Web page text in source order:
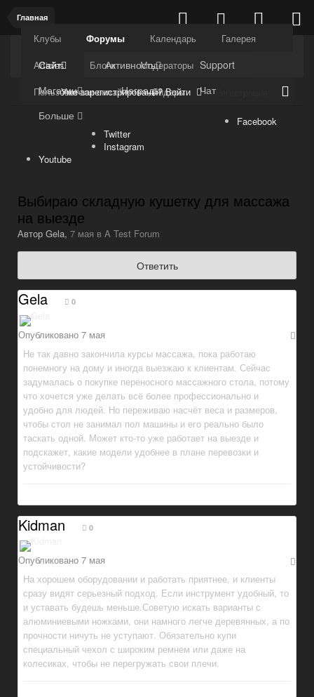
Главная
Kuli4kam.net Дружный форум
Сайт
Клубы Форумы Календарь
Галерея
Articles
Блоги
Модераторы
Пользователи онлайн
Лидеры
Активность
Support
Магазин
Награды
Чат
Больше
Уже зарегистрированы? Войти Регистрация
Facebook
Twitter
Instagram
Youtube
Выбираю складную кушетку для массажа
на выезде
Автор Gela, 7 мая в A Test Forum
Ответить
Gela 0
Опубликовано 7 мая
Не так давно закончила курсы массажа, пока работаю
понемногу на дому и иногда выезжаю к клиентам. Сейчас
задумалась о покупке переносного массажного стола, потому
что хочется уже делать всё более профессионально и
удобно для людей. Но переживаю насчёт веса и размеров,
чтобы стол не занимал пол машины и его реально было
таскать одной. Может кто-то уже работает на выезде и
подскажет, какие модели удобнее в плане перевозки и
устойчивости?
Kidman 0
Опубликовано 7 мая
На хорошем оборудовании и работать приятнее, и клиенты
сразу видят серьезный подход. Если инструмент удобный, то
и уставать будешь меньше.Советую искать варианты с
алюминиевыми ножками, они намного легче деревянных, а по
прочности ничуть не уступают. Обязательно купи
специальный чехол с широким ремнем или даже на
колесиках, чтобы не перегружать свои плечи.